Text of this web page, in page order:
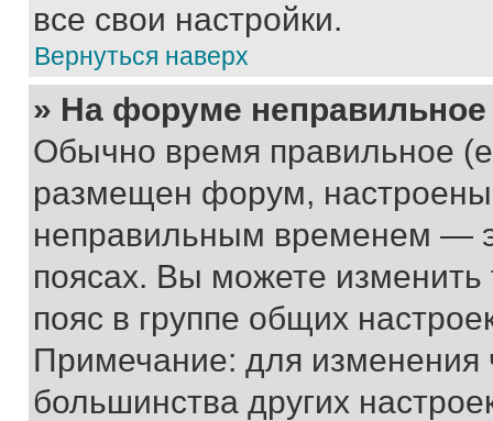
все свои настройки.
Вернуться наверх
» На форуме
Обычно время правильное
размещен форум, настроены
неправильным временем —
поясах. Вы можете изменить
пояс в группе общих
Примечание: для изменения
большинства других